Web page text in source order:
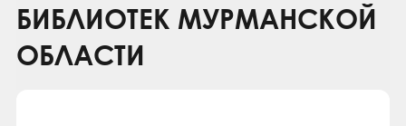
БИБЛИОТЕК МУРМАНСКОЙ
ОБЛАСТИ